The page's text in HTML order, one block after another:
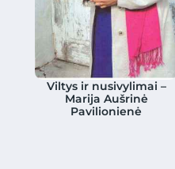
Viltys ir nusivylimai –
Marija Aušrinė
Pavilionienė